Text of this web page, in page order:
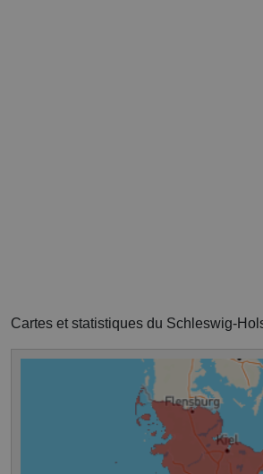
Cartes et statistiques du Schleswig-